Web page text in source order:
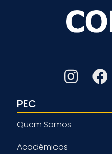
PEC
Quem Somos
Acadêmicos